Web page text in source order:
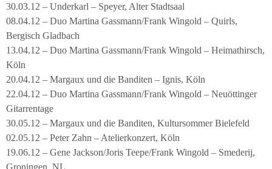
30.03.12 – Underkarl – Speyer, Alter Stadtsaal
08.04.12 – Duo Martina Gassmann/Frank Wingold – Quirls,
Bergisch Gladbach
13.04.12 – Duo Martina Gassmann/Frank Wingold – Heimathirsch,
Köln
20.04.12 – Margaux und die Banditen – Ignis, Köln
22.04.12 – Duo Martina Gassmann/Frank Wingold – Neuöttinger
Gitarrentage
30.05.12 – Margaux und die Banditen, Kultursommer Bielefeld
02.05.12 – Peter Zahn – Atelierkonzert, Köln
19.06.12 – Gene Jackson/Joris Teepe/Frank Wingold – Smederij,
Groningen, NL